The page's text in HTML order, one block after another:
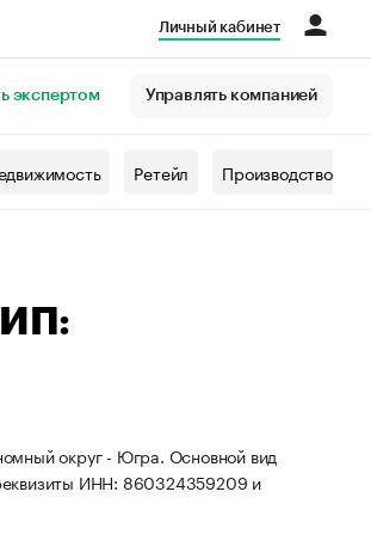
Личный кабинет
экспертом Управлять компанией
Ретейл Производство
округ - Югра. Основной вид
ИНН: 860324359209 и